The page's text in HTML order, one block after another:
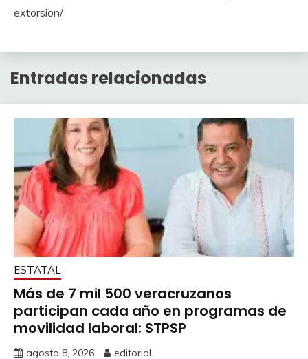
extorsion/
Entradas relacionadas
ESTATAL
Más de 7 mil 500 veracruzanos
participan cada año en programas de
movilidad laboral: STPSP
agosto 8, 2026 editorial